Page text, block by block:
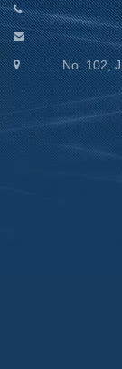
No. 102,